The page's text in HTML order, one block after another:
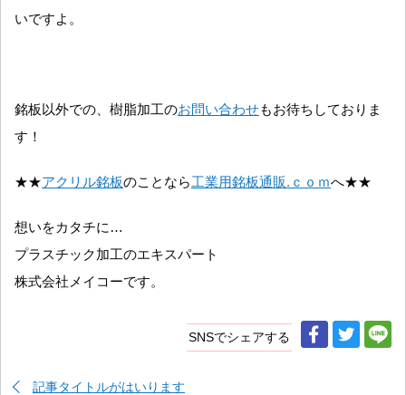
いですよ。
銘板以外での、樹脂加工のお問い合わせもお待ちしておりま
す！
★★アクリル銘板のことなら工業用銘板通販.ｃｏｍへ★★
想いをカタチに…
プラスチック加工のエキスパート
株式会社メイコーです。
SNSでシェアする
記事タイトルがはいります